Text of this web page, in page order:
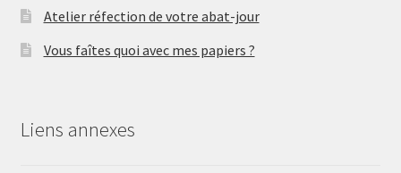
Atelier réfection de votre abat-jour
Vous faîtes quoi avec mes papiers ?
Liens annexes